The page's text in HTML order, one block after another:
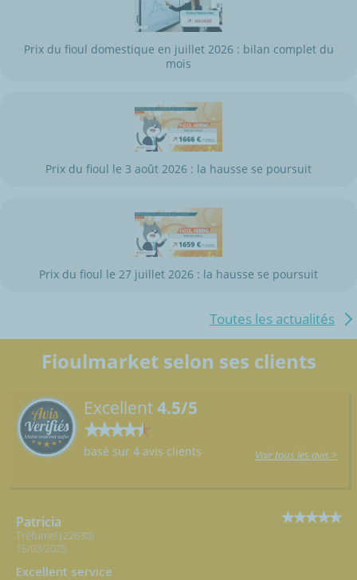
Prix du fioul domestique en juillet 2026 : bilan complet du
mois
Prix du fioul le 3 août 2026 : la hausse se poursuit
Prix du fioul le 27 juillet 2026 : la hausse se poursuit
Toutes les actualités
Fioulmarket selon ses clients
Excellent4.5/5
basé sur 4 avis clients Voir tous les avis >
Patricia
Tréfumel (22630)
15/03/2025
Excellent service